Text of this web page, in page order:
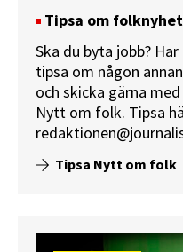
Tipsa om
Ska du byta jobb?
tipsa om någon
och skicka gärna
Nytt om folk. Tipsa
Tipsa Nytt om folk